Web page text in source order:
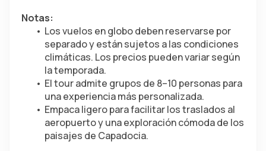
Notas:
Los vuelos en globo deben reservarse por
separado y están sujetos a las condiciones
climáticas. Los precios pueden variar según
la temporada.
El tour admite grupos de 8–10 personas para
una experiencia más personalizada.
Empaca ligero para facilitar los traslados al
aeropuerto y una exploración cómoda de los
paisajes de Capadocia.